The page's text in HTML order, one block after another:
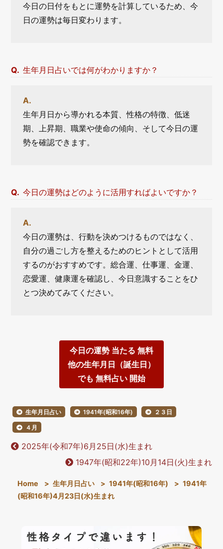
今日の日付をもとに運勢を計算しているため、今
日の運勢は毎日変わります。
生年月日占いでは何がわかりますか？
生年月日から導かれる本質、性格の特徴、低迷
期、上昇期、職業や使命の傾向、そして今日の運
勢を確認できます。
今日の運勢はどのように活用すればよいですか？
今日の運勢は、行動を決めつけるものではなく、
自分の過ごし方を整えるためのヒントとして活用
するのがおすすめです。総合運、仕事運、金運、
恋愛運、健康運を確認し、今日意識することをひ
とつ決めてみてください。
今日の運勢 当たる 無料
他の生年月日（誕生日）
でも 無料占い 開始
生年月日占い 1941年(昭和16年) ２３日
４月
2025年(令和7年)6月25日(水)生まれ
1947年(昭和22年)10月14日(火)生まれ
Home > 生年月日占い > 1941年(昭和16年) > 1941年
(昭和16年)4月23日(水)生まれ